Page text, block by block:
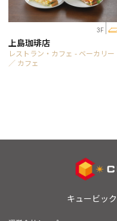
3F
上島珈琲店
レストラン・カフェ - ベーカリー
／ カフェ
キュービッ